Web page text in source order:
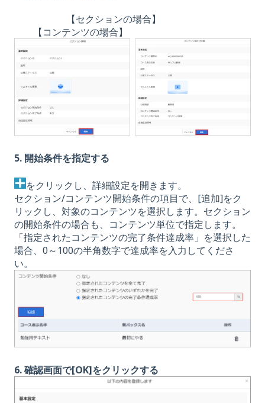
【セクションの場合】
【コンテンツの場合】
5. 開始条件を指定する
をクリックし、詳細設定を開きます。
セクション/コンテンツ開始条件の項目で、[追加]をク
リックし、対象のコンテンツを選択します。セクション
の開始条件の場合も、コンテンツ単位で指定します。
「指定されたコンテンツの完了条件達成率」を選択した
場合、0～100の半角数字で達成率を入力してくださ
い。
6. 確認画面で[OK]をクリックする